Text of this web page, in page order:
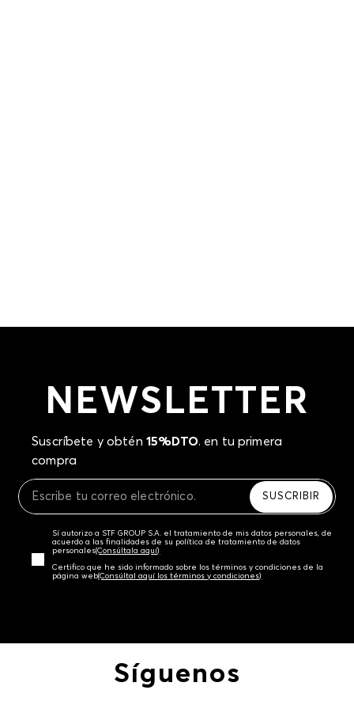
NEWSLETTER
Suscríbete y obtén 15%DTO. en tu primera
compra
SUSCRIBIR
Sí autorizo a STF GROUP S.A. el tratamiento de mis datos personales, de
acuerdo a las finalidades de su política de tratamiento de datos
personales‎(Consúltala aquí)
Certifico que he sido informado sobre los términos y condiciones de la
página web‎(Consúltal aquí los términos y condiciones)
Síguenos